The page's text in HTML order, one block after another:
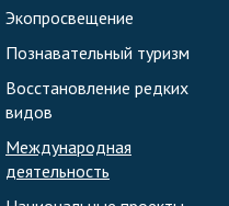
Экопросвещение
Познавательный туризм
Восстановление редких
видов
Международная
деятельность